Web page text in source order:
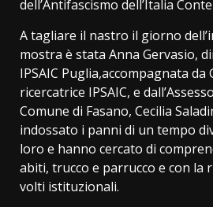
dell’Antifascismo dell’Italia
A tagliare il nastro il giorno
mostra è stata Anna Gervasio,
IPSAIC Puglia,accompagnata da
ricercatrice IPSAIC, e
Comune di Fasano, Cecilia
indossato i panni di un tempo
loro e hanno cercato di
abiti, trucco e parrucco e con la
volti istituzionali.